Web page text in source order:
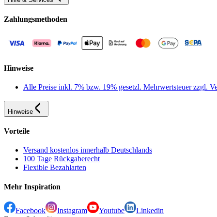
Zahlungsmethoden
Hinweise
Alle Preise inkl. 7% bzw. 19% gesetzl. Mehrwertsteuer zzgl.
Hinweise
Vorteile
Versand kostenlos innerhalb Deutschlands
100 Tage Rückgaberecht
Flexible Bezahlarten
Mehr Inspiration
Facebook Instagram Youtube
Linkedin